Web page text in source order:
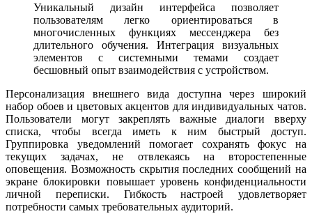
Уникальный дизайн интерфейса позволяет
пользователям легко ориентироваться в
многочисленных функциях мессенджера без
длительного обучения. Интеграция визуальных
элементов с системными темами создает
бесшовный опыт взаимодействия с устройством.
Персонализация внешнего вида доступна через широкий
набор обоев и цветовых акцентов для индивидуальных чатов.
Пользователи могут закреплять важные диалоги вверху
списка, чтобы всегда иметь к ним быстрый доступ.
Группировка уведомлений помогает сохранять фокус на
текущих задачах, не отвлекаясь на второстепенные
оповещения. Возможность скрытия последних сообщений на
экране блокировки повышает уровень конфиденциальности
личной переписки. Гибкость настроей удовлетворяет
потребности самых требовательных аудиторий.